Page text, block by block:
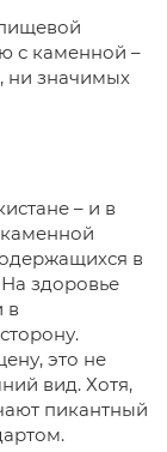
с каменной –
ни значимых
– и в
каменной
в
здоровье
в
это не
вид. Хотя,
пикантный